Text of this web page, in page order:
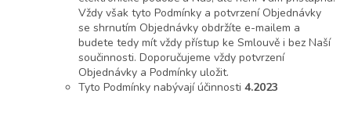
Vždy však tyto Podmínky a potvrzení Objednávky
se shrnutím Objednávky obdržíte e-mailem a
budete tedy mít vždy přístup ke Smlouvě i bez Naší
součinnosti. Doporučujeme vždy potvrzení
Objednávky a Podmínky uložit.
Tyto Podmínky nabývají účinnosti 4.2023